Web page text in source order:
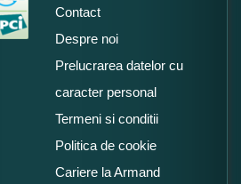
Contact
Despre noi
Prelucrarea datelor cu
caracter personal
Termeni si conditii
Politica de cookie
Cariere la Armand